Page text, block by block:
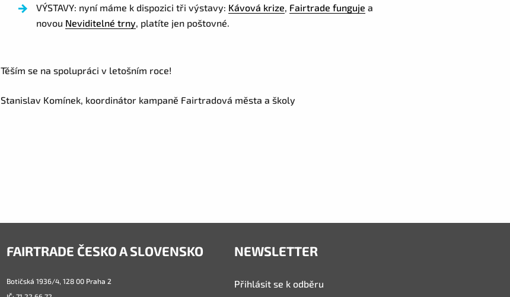
VÝSTAVY: nyní máme k dispozici tři výstavy: Kávová krize, Fairtrade funguje a
novou Neviditelné trny, platíte jen poštovné.
Těším se na spolupráci v letošním roce!
Stanislav Komínek, koordinátor kampaně Fairtradová města a školy
FAIRTRADE ČESKO A SLOVENSKO
Botičská 1936/4, 128 00 Praha 2
NEWSLETTER
Přihlásit se k odběru